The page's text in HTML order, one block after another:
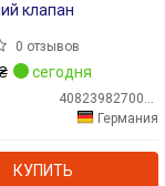
клапан
0 отзывов
₴ сегодня
408239827001Z
Германия
КУПИТЬ